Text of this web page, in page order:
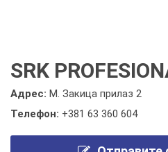
SRK
Адрес: М. Закица прилаз 2
Телефон: +381 63 360 604